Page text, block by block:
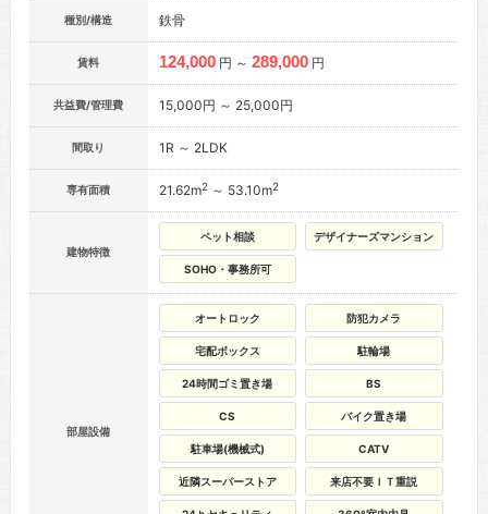
種別/構造 鉄骨
賃料 124,000 円 ～ 289,000 円
共益費/管理費 15,000円 ～ 25,000円
間取り 1R ～ 2LDK
専有面積 21.62m2～ 53.10m2
建物特徴
ペット相談 デザイナーズマンション
SOHO・事務所可
部屋設備
オートロック 防犯カメラ
宅配ボックス 駐輪場
24時間ゴミ置き場 BS
CS バイク置き場
駐車場(機械式) CATV
近隣スーパーストア 来店不要ＩＴ重説